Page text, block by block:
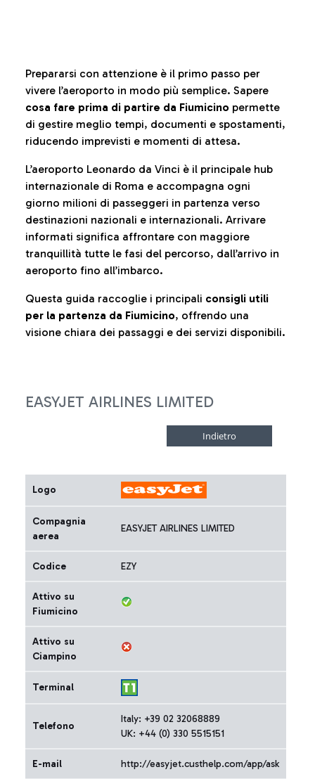
Prepararsi con attenzione è il primo passo per
vivere l’aeroporto in modo più semplice. Sapere
cosa fare prima di partire da Fiumicino permette
di gestire meglio tempi, documenti e spostamenti,
riducendo imprevisti e momenti di attesa.
L’aeroporto Leonardo da Vinci è il principale hub
internazionale di Roma e accompagna ogni
giorno milioni di passeggeri in partenza verso
destinazioni nazionali e internazionali. Arrivare
informati significa affrontare con maggiore
tranquillità tutte le fasi del percorso, dall’arrivo in
aeroporto fino all’imbarco.
Questa guida raccoglie i principali consigli utili
per la partenza da Fiumicino, offrendo una
visione chiara dei passaggi e dei servizi disponibili.
EASYJET AIRLINES LIMITED
Logo
Compagnia
aerea
EASYJET AIRLINES LIMITED
Codice EZY
Attivo su
Fiumicino
Attivo su
Ciampino
Terminal
Telefono
Italy: +39 02 32068889
UK: +44 (0) 330 5515151
E-mail http://easyjet.custhelp.com/app/ask